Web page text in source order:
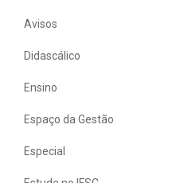
Avisos
Didascálico
Ensino
Espaço da Gestão
Especial